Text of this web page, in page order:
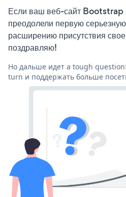
Если ваш веб-сайт Bootstrap
преодолели первую
расширению присутствия
поздравляю!
Но дальше идет a tough
turn и поддержать больше